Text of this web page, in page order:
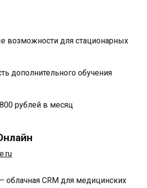
возможности для стационарных
дополнительного обучения
рублей в месяц
облачная CRM для медицинских